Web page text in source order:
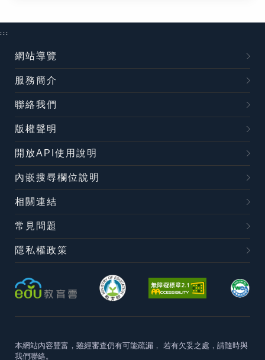
:::
網站導覽
服務簡介
聯絡我們
版權聲明
開放API使用說明
內嵌搜尋欄位說明
相關連結
常見問題
隱私權政策
本網站內容豐富，雖經審查仍有可能疏漏， 若有欠妥之處，請隨時與
我們聯絡。